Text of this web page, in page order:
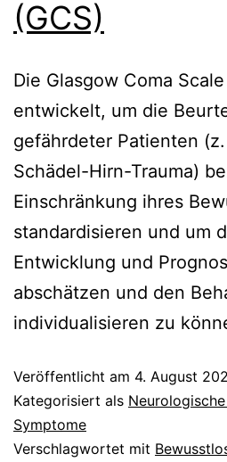
(GCS)
Die Glasgow Coma
entwickelt, um die
gefährdeter Patienten
Schädel-Hirn-Trauma)
Einschränkung ihres
standardisieren und um
Entwicklung und
abschätzen und den
individualisieren zu
Veröffentlicht am 4. August
Kategorisiert als
Symptome
Verschlagwortet mit